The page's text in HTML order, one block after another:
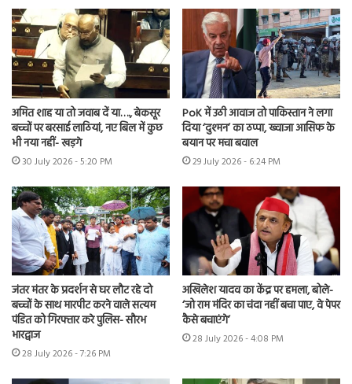
अमित शाह या तो जवाब दें या…., बेकसूर
बच्चों पर बरसाई लाठियां, नए बिल में कुछ
भी नया नहीं- खड़गे
30 July 2026 - 5:20 PM
PoK में उठी आवाज तो पाकिस्तान ने लगा
दिया ‘दुश्मन’ का ठप्पा, ख्वाजा आसिफ के
बयान पर मचा बवाल
29 July 2026 - 6:24 PM
जंतर मंतर के प्रदर्शन से घर लौट रहे दो
बच्चों के साथ मारपीट करने वाले सत्यम
पंडित को गिरफ्तार करे पुलिस- सौरभ
भारद्वाज
28 July 2026 - 7:26 PM
अखिलेश यादव का केंद्र पर हमला, बोले-
‘जो राम मंदिर का चंदा नहीं बचा पाए, वे पेपर
कैसे बचाएंगे’
28 July 2026 - 4:08 PM